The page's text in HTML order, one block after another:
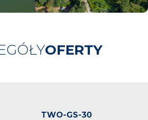
OFERTY
TWO-GS-30